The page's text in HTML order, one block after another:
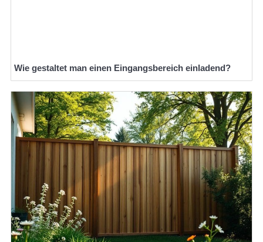
Wie gestaltet man einen Eingangsbereich einladend?